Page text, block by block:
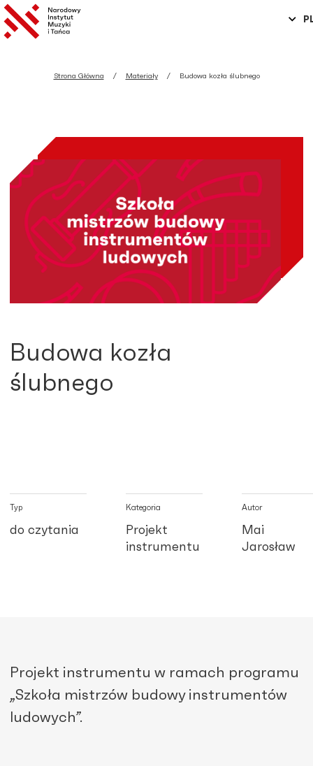
Strona Główna Materiały Budowa kozła ślubnego
Budowa kozła
ślubnego
Typ
do czytania
Kategoria
Projekt
instrumentu
Autor
Mai
Jarosław
Projekt instrumentu w ramach programu
„Szkoła mistrzów budowy instrumentów
ludowych”.